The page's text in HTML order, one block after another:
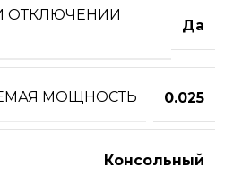
ОТКЛЮЧЕНИИ
Да
МОЩНОСТЬ 0.025
Консольный